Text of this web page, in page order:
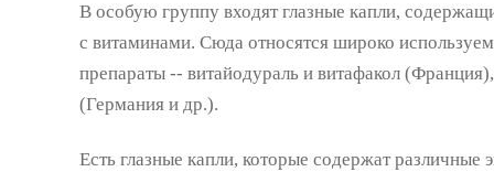
В особую группу входят глазные капли,
с витаминами. Сюда относятся широко
препараты -- витайодураль и витафакол
(Германия и др.).
Есть глазные капли, которые содержат различные